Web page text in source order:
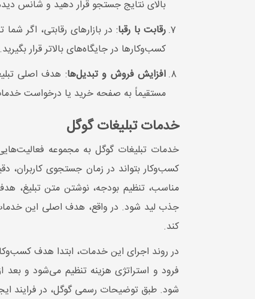
بالای نتایج جستجو قرار دهید و شانس
رقابت با رقبا: در بازارهای رقابتی، اگر
کسب‌وکارها در جایگاه‌های بالاتر قرار بگیرید.
افزایش فروش و تبدیل‌ها: هدف اصلی
مستقیماً به صفحه خرید یا درخواست
خدمات تبلیغات گوگل
کسب‌وکار بتواند در زمان جستجوی
مناسب، تنظیم بودجه، نوشتن متن تبلیغ،
جذب لید شود. در واقع، هدف اصلی این
کند.
در روند اجرای این خدمات، ابتدا هدف
فرود و استراتژی هزینه تنظیم می‌شود و
شود. طبق توضیحات رسمی گوگل، در فرایند